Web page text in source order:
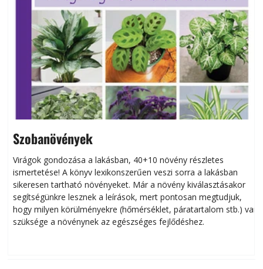
Szobanövények
Virágok gondozása a lakásban, 40+10 növény részletes
ismertetése! A könyv lexikonszerűen veszi sorra a lakásban
sikeresen tart­ha­tó növényeket. Már a növény kiválasztásakor
segítségünkre lesznek a leírások, mert pontosan megtudjuk,
hogy milyen körülményekre (hőmérséklet, páratartalom stb.) van
szüksége a növénynek az egészséges fejlődéshez.